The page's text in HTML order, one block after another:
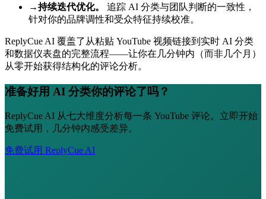
→持续迭代优化。
追踪 AI 分类与团队判断的一致性，
针对你的品牌调性和受众特征持续校准。
ReplyCue AI 覆盖了从粘贴 YouTube 视频链接到实时 AI 分类
和数据仪表盘的完整流程——让你在几分钟内（而非几个月）
从零开始获得结构化的评论分析。
准备好用 AI 分类你的评论了吗？
ReplyCue AI 从七大维度分析每一条 YouTube 评论。立即开始
免费试用，几分钟内感受差异。
免费试用 ReplyCue AI